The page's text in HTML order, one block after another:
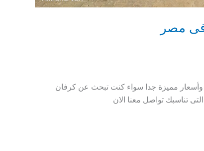
فى مصر
وأسعار مميزة جدا سواء كنت تبحث عن كرفان
تناسبك تواصل معنا الان